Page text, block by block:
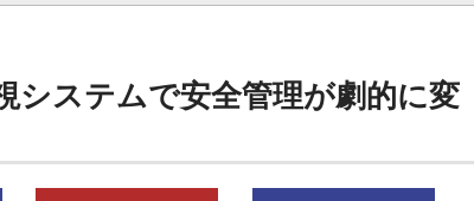
システムで安全管理が劇的に変